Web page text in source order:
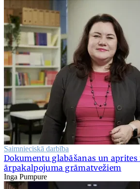
Saimnieciskā darbība
Dokumentu glabāšanas un aprites
ārpakalpojuma grāmatvežiem
Inga Pumpure